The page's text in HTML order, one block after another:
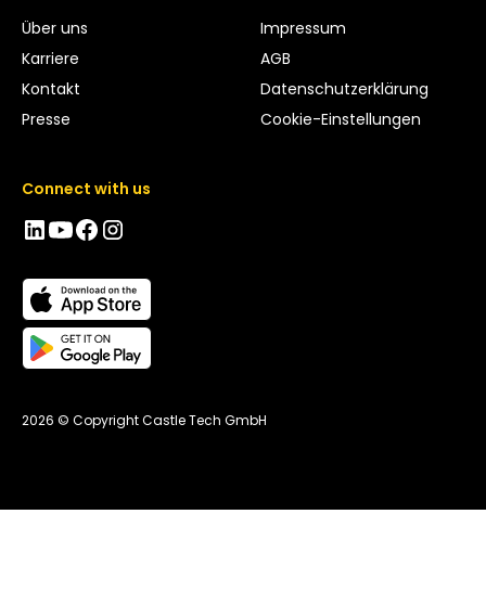
Über uns
Karriere
Kontakt
Presse
Impressum
AGB
Datenschutzerklärung
Cookie-Einstellungen
Connect with us
2026 © Copyright Castle Tech GmbH